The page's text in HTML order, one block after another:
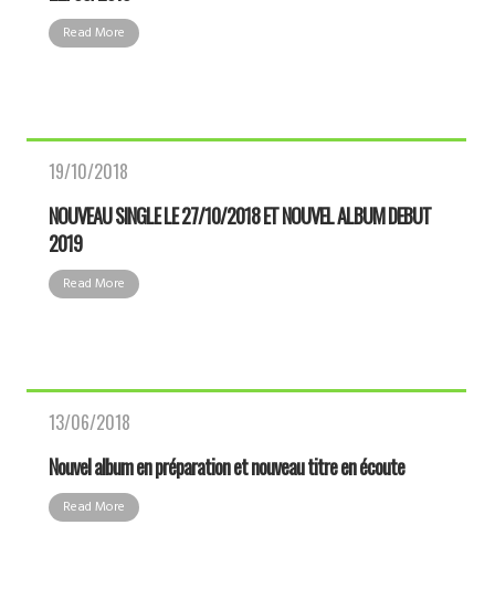
Read More
19/10/2018
NOUVEAU SINGLE LE 27/10/2018 ET NOUVEL ALBUM DEBUT
2019
Read More
13/06/2018
Nouvel album en préparation et nouveau titre en écoute
Read More